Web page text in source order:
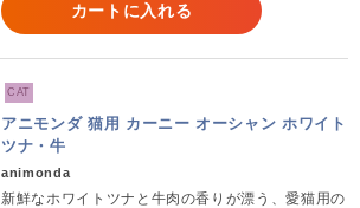
カートに入れる
CAT
アニモンダ 猫用 カーニー オーシャン ホワイト
ツナ・牛
animonda
新鮮なホワイトツナと牛肉の香りが漂う、愛猫用の